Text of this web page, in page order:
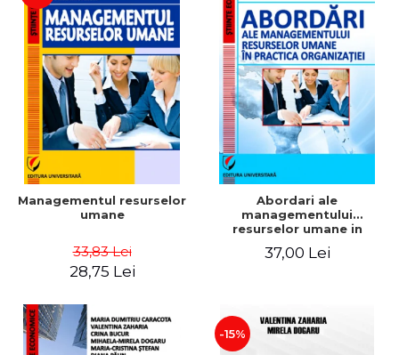
Managementul resurselor
umane
33,83 Lei
28,75 Lei
Abordari ale
managementului
resurselor umane in
37,00 Lei
-15%